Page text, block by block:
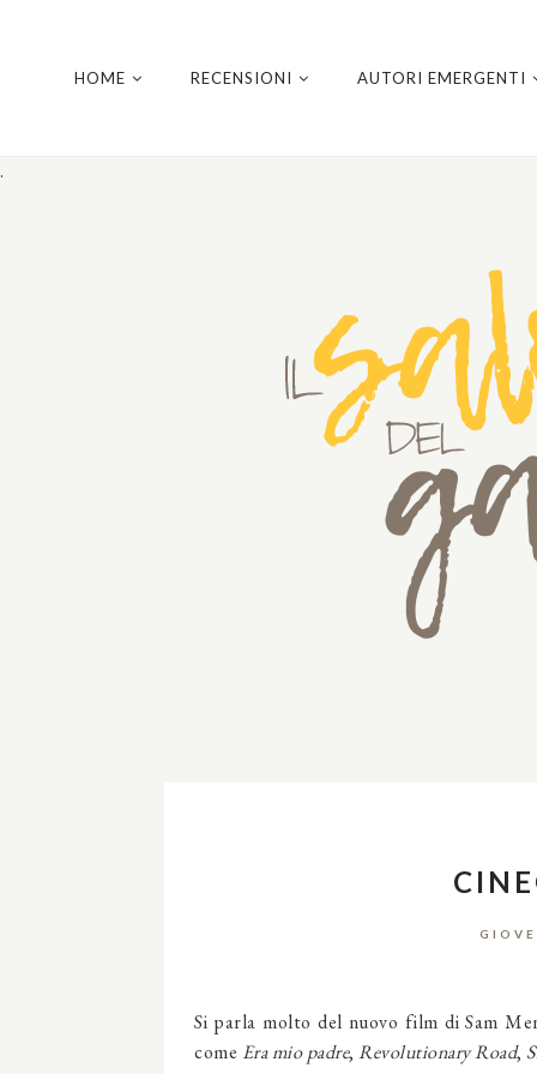
.
HOME RECENSIONI AUTORI EMERGENTI
Si parla molto del nuovo film di Sam
come Era mio padre, Revolutionary Road,